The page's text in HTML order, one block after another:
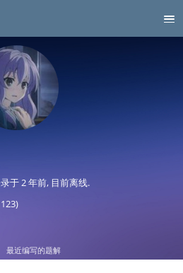
录于2 年前, 目前离线.
最近编写的题解